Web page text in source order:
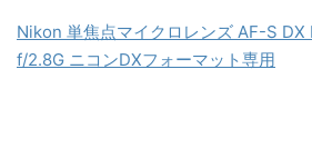
Nikon 単焦点マイクロレンズ AF-S
f/2.8G ニコンDXフォーマット専用